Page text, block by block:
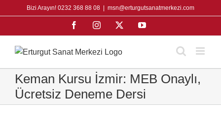
to
Bizi Arayın! 0232 368 88 08 msn@erturgutsanatmerkezi.com
FacebookInstagram YouTube
Keman Kursu İzmir: MEB Onaylı,
Ücretsiz Deneme Dersi